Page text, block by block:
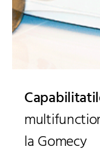
la Gomecy